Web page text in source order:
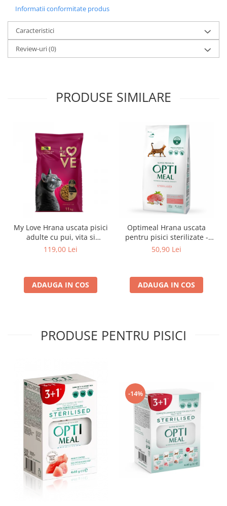
Informatii conformitate produs
Caracteristici
Review-uri(0)
PRODUSE SIMILARE
My Love Hrana uscata pisici
adulte cu pui, vita si
legume, 11kg
119,00 Lei
ADAUGA IN COS
Optimeal Hrana uscata
pentru pisici sterilizate -
Vita si Sorg, 1,5kg
50,90 Lei
ADAUGA IN COS
PRODUSE PENTRU PISICI
-14%